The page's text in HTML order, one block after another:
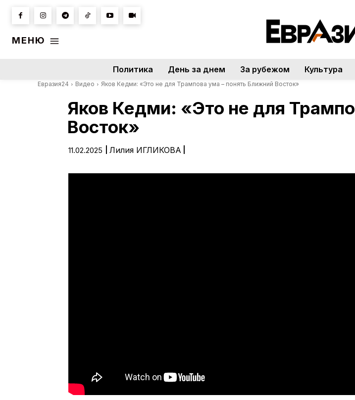
МЕНЮ
Политика День за днем За рубежом Культура
Евразия24 Видео Яков Кедми: «Это не для Tpaмпова ума – понять Ближний Восток»
Яков Кедми: «Это не для
Восток»
11.02.2025 Лилия ИГЛИКОВА